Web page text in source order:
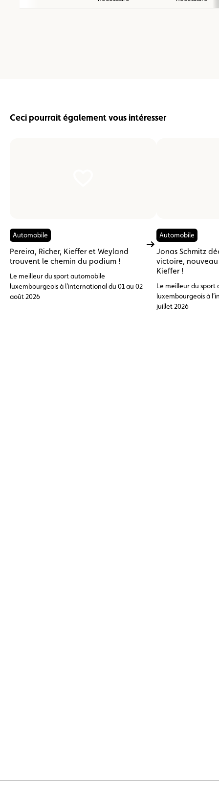
Ceci pourrait également vous intéresser
Automobile
Pereira, Richer, Kieffer et Weyland
trouvent le chemin du podium !
Le meilleur du sport automobile
luxembourgeois à l’international du 01 au 02
août 2026
Automobile
Jonas Schmitz
victoire,
Kieffer !
Le meilleur du sport
luxembourgeois à
juillet 2026